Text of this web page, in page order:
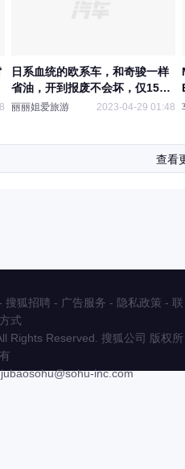
日系血统的欧系车，和奇骏一样
省油，开到报废不会坏，仅15万
起
丽丽姐爱旅游 2023-04-29 01:48
查看
搜狐招聘 - 广告服务 - 隐私政策 - 联
式
Rights Reserved. 搜狐公司 版权所
有
jubaosohu@sohu-inc.com